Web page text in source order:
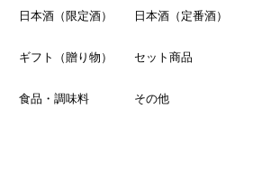
日本酒（限定酒） 日本酒（定番酒）
ギフト（贈り物） セット商品
食品・調味料 その他